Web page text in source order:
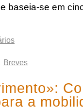
baseia-se em
Breves
a